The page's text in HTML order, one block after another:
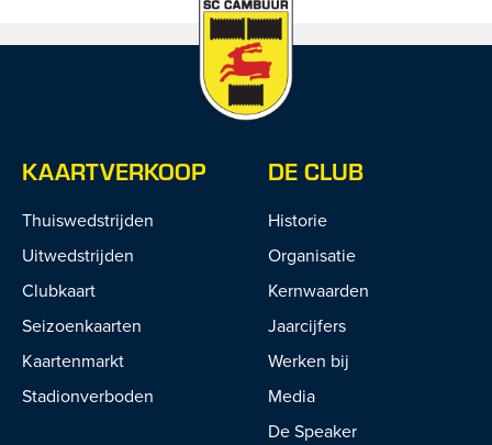
KAARTVERKOOP
Thuiswedstrijden
Uitwedstrijden
Clubkaart
Seizoenkaarten
Kaartenmarkt
Stadionverboden
DE CLUB
Historie
Organisatie
Kernwaarden
Jaarcijfers
Werken bij
Media
De Speaker